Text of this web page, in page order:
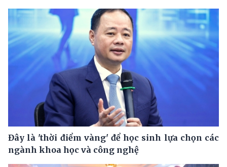
Đây là 'thời điểm vàng' để học sinh lựa chọn các
ngành khoa học và công nghệ